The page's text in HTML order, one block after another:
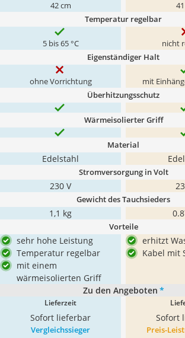
42 cm
Temperatur regelbar
5 bis 65 °C nicht
Eigenständiger Halt
ohne Vorrichtung mit
Überhitzungsschutz
Wärmeisolierter Griff
Material
Edelstahl
Stromversorgung in Volt
230 V
Gewicht des Tauchsieders
1,1 kg
Vorteile
sehr hohe Leistung
Temperatur regelbar
mit einem
wärmeisolierten Griff
erhitzt
Kabel mit
Zu den Angeboten *
Lieferzeit
Sofort lieferbar Sofort
Vergleichssieger Preis-